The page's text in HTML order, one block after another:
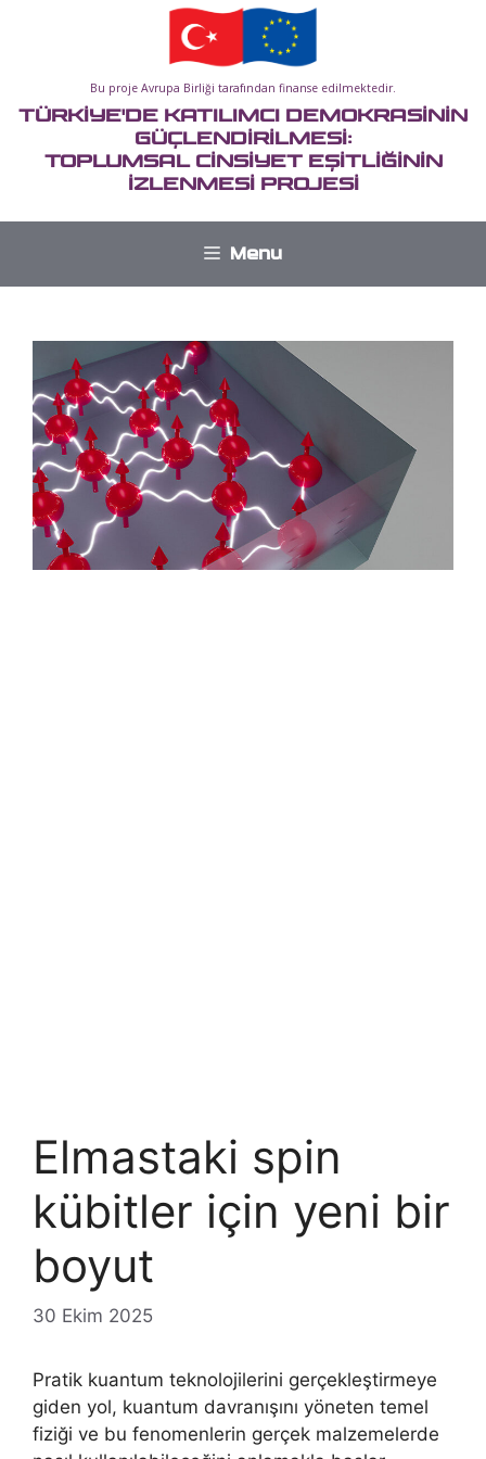
Bu proje Avrupa Birliği tarafından finanse edilmektedir.
TÜRKİYE'DE KATILIMCI DEMOKRASİNİN
GÜÇLENDİRİLMESİ:
TOPLUMSAL CİNSİYET EŞİTLİĞİNİN
İZLENMESİ PROJESİ
Menu
Elmastaki spin
kübitler için yeni bir
boyut
30 Ekim 2025
Pratik kuantum teknolojilerini gerçekleştirmeye
giden yol, kuantum davranışını yöneten temel
fiziği ve bu fenomenlerin gerçek malzemelerde